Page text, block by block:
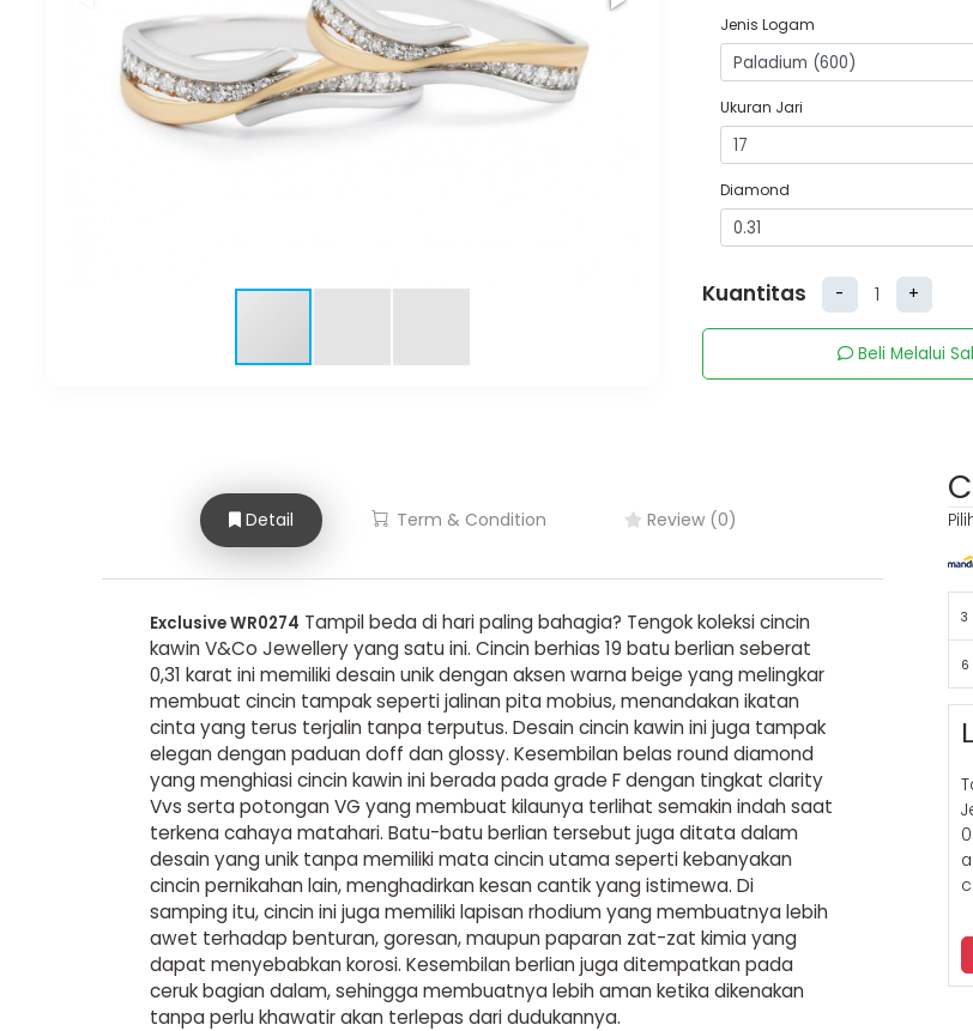
Jenis Logam
Ukuran Jari
Diamond
Kuantitas - +
Beli Melalui
Detail Term & Condition Review (0)
Exclusive WR0274 Tampil beda di hari paling bahagia? Tengok koleksi cincin
kawin V&Co Jewellery yang satu ini. Cincin berhias 19 batu berlian seberat
0,31 karat ini memiliki desain unik dengan aksen warna beige yang melingkar
membuat cincin tampak seperti jalinan pita mobius, menandakan ikatan
cinta yang terus terjalin tanpa terputus. Desain cincin kawin ini juga tampak
elegan dengan paduan doff dan glossy. Kesembilan belas round diamond
yang menghiasi cincin kawin ini berada pada grade F dengan tingkat clarity
Vvs serta potongan VG yang membuat kilaunya terlihat semakin indah saat
terkena cahaya matahari. Batu-batu berlian tersebut juga ditata dalam
desain yang unik tanpa memiliki mata cincin utama seperti kebanyakan
cincin pernikahan lain, menghadirkan kesan cantik yang istimewa. Di
samping itu, cincin ini juga memiliki lapisan rhodium yang membuatnya lebih
awet terhadap benturan, goresan, maupun paparan zat-zat kimia yang
dapat menyebabkan korosi. Kesembilan berlian juga ditempatkan pada
ceruk bagian dalam, sehingga membuatnya lebih aman ketika dikenakan
tanpa perlu khawatir akan terlepas dari dudukannya.
3
6